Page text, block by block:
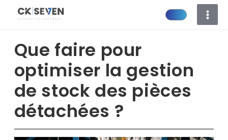
Que faire pour
optimiser la gestion
de stock des pièces
détachées ?